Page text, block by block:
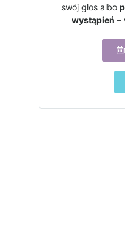
swój głos albo
wystąpień –